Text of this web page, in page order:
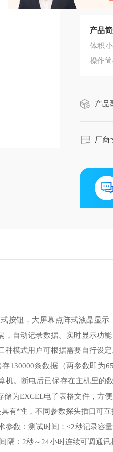
产品
体积
操作简
产品
厂商
按钮，大屏幕点阵式液晶显
自动记录数据。 实时显示功
模式用户可根据需要自行设定
存130000条数据（两参数即为
机。 断电后已保存在主机里的
储为EXCEL电子表格文件，方
有*性，不同参数探头插口可互
参数：测试时间：≤2秒记录容量
隔： 2秒～ 24小时连续可调通讯